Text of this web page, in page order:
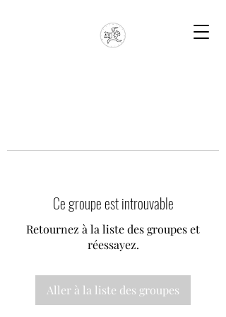
Ce groupe est introuvable
Retournez à la liste des groupes et
réessayez.
Aller à la liste des groupes